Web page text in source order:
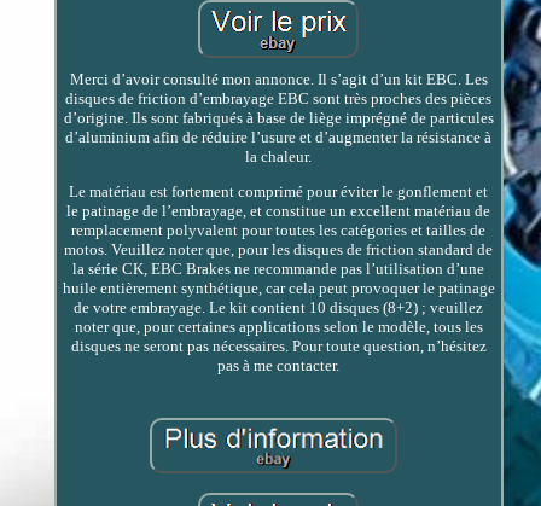
Merci d’avoir consulté mon annonce. Il s’agit d’un kit EBC. Les
disques de friction d’embrayage EBC sont très proches des pièces
d’origine. Ils sont fabriqués à base de liège imprégné de particules
d’aluminium afin de réduire l’usure et d’augmenter la résistance à
la chaleur.
Le matériau est fortement comprimé pour éviter le gonflement et
le patinage de l’embrayage, et constitue un excellent matériau de
remplacement polyvalent pour toutes les catégories et tailles de
motos. Veuillez noter que, pour les disques de friction standard de
la série CK, EBC Brakes ne recommande pas l’utilisation d’une
huile entièrement synthétique, car cela peut provoquer le patinage
de votre embrayage. Le kit contient 10 disques (8+2) ; veuillez
noter que, pour certaines applications selon le modèle, tous les
disques ne seront pas nécessaires. Pour toute question, n’hésitez
pas à me contacter.